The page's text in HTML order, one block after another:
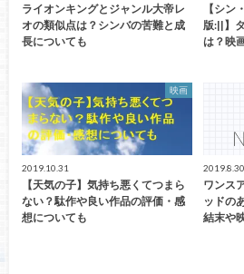
ライオンキングとジャンル大帝レ
オの類似点は？シンバの苦難と成
長についても
【シン
版:||】
は？映
映画
2019.10.31
【天気の子】気持ち悪くてつまら
ない？駄作や良い作品の評価・感
想についても
2019.8.30
ワンス
ッドの
結末や